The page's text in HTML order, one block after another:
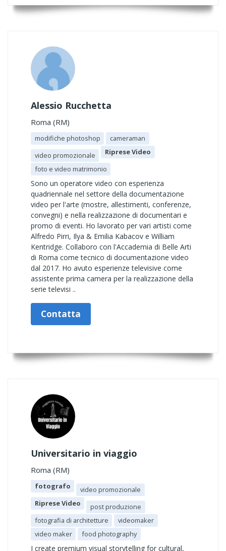
Alessio Rucchetta
Roma (RM)
modifiche photoshop
cameraman
video promozionale
Riprese Video
foto e video matrimonio
Sono un operatore video con esperienza
quadriennale nel settore della documentazione
video per l'arte (mostre, allestimenti, conferenze,
convegni) e nella realizzazione di documentari e
promo di eventi. Ho lavorato per vari artisti come
Alfredo Pirri, Ilya & Emilia Kabacov e William
Kentridge. Collaboro con l'Accademia di Belle Arti
di Roma come tecnico di documentazione video
dal 2017. Ho avuto esperienze televisive come
assistente prima camera per la realizzazione della
serie televisi ..
Contatta
Universitario in viaggio
Roma (RM)
fotografo
video promozionale
Riprese Video
post produzione
fotografia di architetture
videomaker
video maker
food photography
I create premium visual storytelling for cultural,